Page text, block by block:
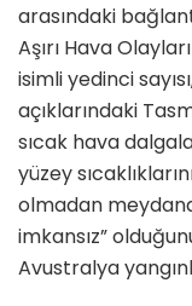
arasındaki
Aşırı Hava
isimli yedinci
açıklarındaki
sıcak hava
yüzey
olmadan meydana
imkansız”
Avustralya